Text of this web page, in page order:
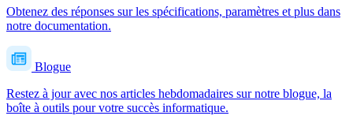
Obtenez des réponses sur les spécifications, paramètres et plus dans
notre documentation.
Blogue
Restez à jour avec nos articles hebdomadaires sur notre blogue, la
boîte à outils pour votre succès informatique.